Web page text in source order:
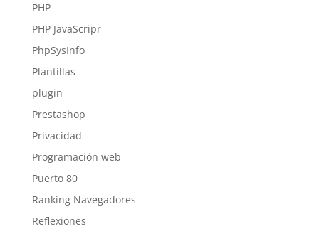
PHP
PHP JavaScripr
PhpSysInfo
Plantillas
plugin
Prestashop
Privacidad
Programación web
Puerto 80
Ranking Navegadores
Reflexiones